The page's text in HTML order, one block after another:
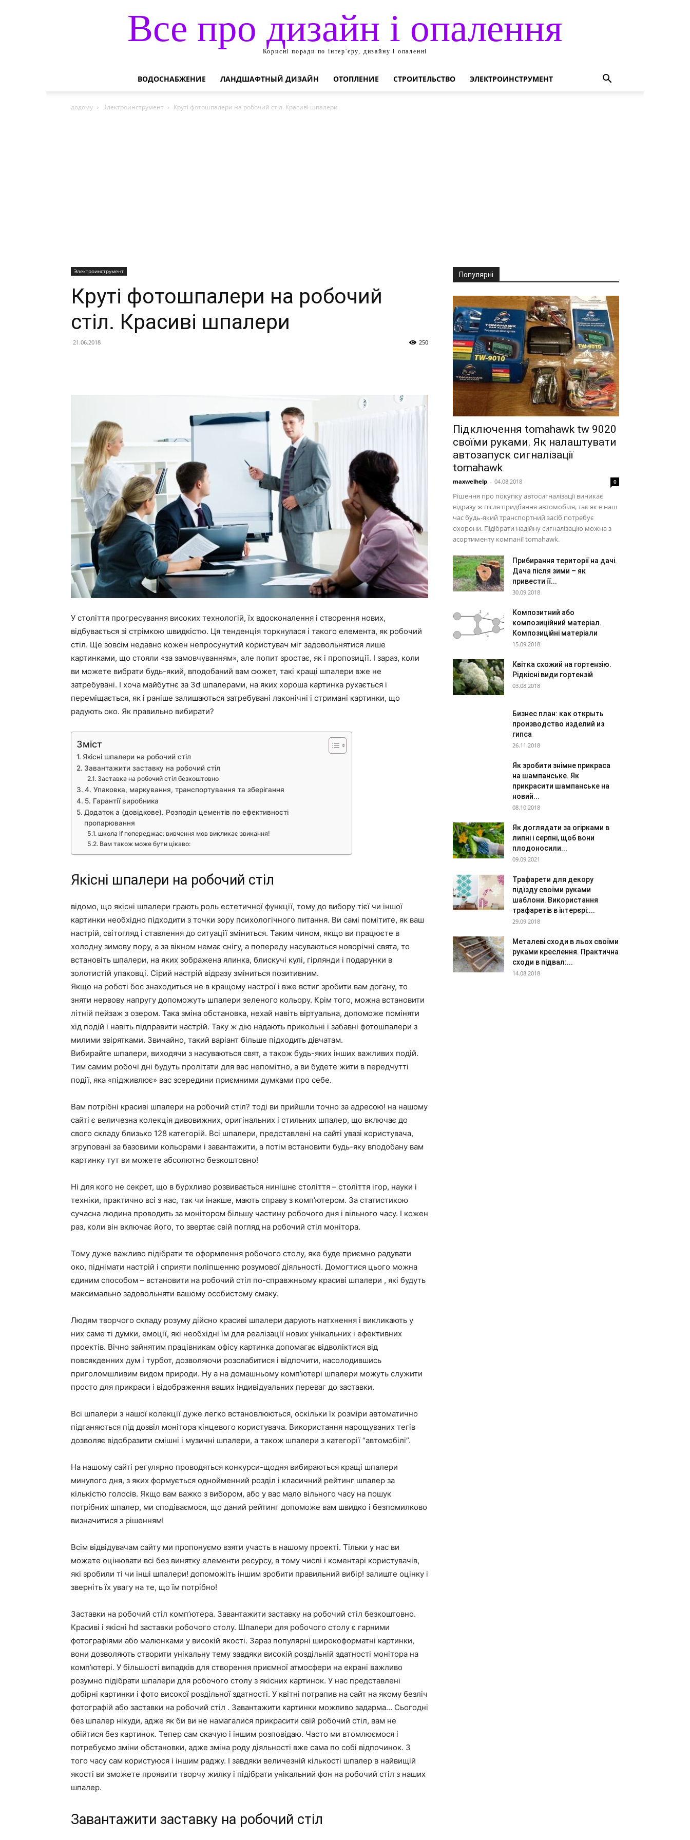
Все про дизайн і опалення
Корисні поради по інтер'єру, дизайну і опаленні
ВОДОСНАБЖЕНИЕ ЛАНДШАФТНЫЙ ДИЗАЙН ОТОПЛЕНИЕ СТРОИТЕЛЬСТВО ЭЛЕКТРОИНСТРУМЕНТ
додому Электроинструмент Круті фотошпалери на робочий стіл. Красиві шпалери
Электроинструмент
Круті фотошпалери на робочий
стіл. Красиві шпалери
21.06.2018 250
У століття прогресування високих технологій, їх вдосконалення і створення нових,
відбувається зі стрімкою швидкістю. Ця тенденція торкнулася і такого елемента, як робочий
стіл. Ще зовсім недавно кожен непросунутий користувач міг задовольнятися лише
картинками, що стояли «за замовчуванням», але попит зростає, як і пропозиції. І зараз, коли
ви можете вибрати будь-який, вподобаний вам сюжет, такі кращі шпалери вже не
затребувані. І хоча майбутнє за 3d шпалерами, на яких хороша картинка рухається і
переміщається, як і раніше залишаються затребувані лаконічні і стримані картинки, що
радують око. Як правильно вибирати?
Зміст
Якісні шпалери на робочий стіл
Завантажити заставку на робочий стіл
Заставка на робочий стіл безкоштовно
4. Упаковка, маркування, транспортування та зберігання
5. Гарантії виробника
Додаток а (довідкове). Розподіл цементів по ефективності
пропарювання
школа lf попереджає: вивчення мов викликає звикання!
Вам також може бути цікаво:
Якісні шпалери на робочий стіл
відомо, що якісні шпалери грають роль естетичної функції, тому до вибору тієї чи іншої
картинки необхідно підходити з точки зору психологічного питання. Ви самі помітите, як ваш
настрій, світогляд і ставлення до ситуації зміниться. Таким чином, якщо ви працюєте в
холодну зимову пору, а за вікном немає снігу, а попереду насуваються новорічні свята, то
встановіть шпалери, на яких зображена ялинка, блискучі кулі, гірлянди і подарунки в
золотистій упаковці. Сірий настрій відразу зміниться позитивним.
Якщо на роботі бос знаходиться не в кращому настрої і вже встиг зробити вам догану, то
зняти нервову напругу допоможуть шпалери зеленого кольору. Крім того, можна встановити
літній пейзаж з озером. Така зміна обстановка, нехай навіть віртуальна, допоможе поміняти
хід подій і навіть підправити настрій. Таку ж дію надають прикольні і забавні фотошпалери з
милими звірятками. Звичайно, такий варіант більше підходить дівчатам.
Вибирайте шпалери, виходячи з насуваються свят, а також будь-яких інших важливих подій.
Тим самим робочі дні будуть пролітати для вас непомітно, а ви будете жити в передчутті
події, яка «підживлює» вас зсередини приємними думками про себе.
Вам потрібні красиві шпалери на робочий стіл? тоді ви прийшли точно за адресою! на нашому
сайті є величезна колекція дивовижних, оригінальних і стильних шпалер, що включає до
свого складу близько 128 категорій. Всі шпалери, представлені на сайті увазі користувача,
згруповані за базовими кольорами і завантажити, а потім встановити будь-яку вподобану вам
картинку тут ви можете абсолютно безкоштовно!
Ні для кого не секрет, що в бурхливо розвивається нинішнє століття – століття ігор, науки і
техніки, практично всі з нас, так чи інакше, мають справу з комп’ютером. За статистикою
сучасна людина проводить за монітором більшу частину робочого дня і вільного часу. І кожен
раз, коли він включає його, то звертає свій погляд на робочий стіл монітора.
Тому дуже важливо підібрати те оформлення робочого столу, яке буде приємно радувати
око, піднімати настрій і сприяти поліпшенню розумової діяльності. Домогтися цього можна
єдиним способом – встановити на робочий стіл по-справжньому красиві шпалери , які будуть
максимально задовольняти вашому особистому смаку.
Людям творчого складу розуму дійсно красиві шпалери дарують натхнення і викликають у
них саме ті думки, емоції, які необхідні їм для реалізації нових унікальних і ефективних
проектів. Вічно зайнятим працівникам офісу картинка допомагає відволіктися від
повсякденних дум і турбот, дозволяючи розслабитися і відпочити, насолодившись
приголомшливим видом природи. Ну а на домашньому комп’ютері шпалери можуть служити
просто для прикраси і відображення ваших індивідуальних переваг до заставки.
Всі шпалери з нашої колекції дуже легко встановлюються, оскільки їх розміри автоматично
підганяються під дозвіл монітора кінцевого користувача. Використання нарощуваних тегів
дозволяє відобразити смішні і музичні шпалери, а також шпалери з категорії “автомобілі”.
На нашому сайті регулярно проводяться конкурси-щодня вибираються кращі шпалери
минулого дня, з яких формується однойменний розділ і класичний рейтинг шпалер за
кількістю голосів. Якщо вам важко з вибором, або у вас мало вільного часу на пошук
потрібних шпалер, ми сподіваємося, що даний рейтинг допоможе вам швидко і безпомилково
визначитися з рішенням!
Всім відвідувачам сайту ми пропонуємо взяти участь в нашому проекті. Тільки у нас ви
можете оцінювати всі без винятку елементи ресурсу, в тому числі і коментарі користувачів,
які зробили ті чи інші шпалери! допоможіть іншим зробити правильний вибір! залиште оцінку і
зверніть їх увагу на те, що їм потрібно!
Заставки на робочий стіл комп’ютера. Завантажити заставку на робочий стіл безкоштовно.
Красиві і якісні hd заставки робочого столу. Шпалери для робочого столу є гарними
фотографіями або малюнками у високій якості. Зараз популярні широкоформатні картинки,
вони дозволяють створити унікальну тему завдяки високій роздільній здатності монітора на
комп’ютері. У більшості випадків для створення приємної атмосфери на екрані важливо
розумно підібрати шпалери для робочого столу з якісних картинок. У нас представлені
добірні картинки і фото високої роздільної здатності. У квітні потрапив на сайт на якому безліч
фотографій або заставки на робочий стіл . Завантажити картинки можливо задарма… Сьогодні
без шпалер нікуди, адже як би ви не намагалися прикрасити свій робочий стіл, вам не
обійтися без картинок. Тепер сам скачую і іншим розповідаю. Часто ми втомлюємося і
потребуємо зміни обстановки, адже зміна роду діяльності вже сама по собі відпочинок. З
того часу сам користуюся і іншим раджу. І завдяки величезній кількості шпалер в найвищій
якості ви зможете проявити творчу жилку і підібрати унікальний фон на робочий стіл з наших
шпалер.
Завантажити заставку на робочий стіл
Популярні
Підключення tomahawk tw 9020
своїми руками. Як налаштувати
автозапуск сигналізації
tomahawk
maxwelhelp - 04.08.2018 0
Рішення про покупку автосигналізації виникає
відразу ж після придбання автомобіля, так як в наш
час будь-який транспортний засіб потребує
охорони. Підібрати надійну сигналізацію можна з
асортименту компанії tomahawk.
Прибирання території на дачі.
Дача після зими – як
привести її...
30.09.2018
Композитний або
композиційний матеріал.
Композиційні матеріали
15.09.2018
Квітка схожий на гортензію.
Рідкісні види гортензій
03.08.2018
Бизнес план: как открыть
производство изделий из
гипса
26.11.2018
Як зробити знімне прикраса
на шампанське. Як
прикрасити шампанське на
новий...
08.10.2018
Як доглядати за огірками в
липні і серпні, щоб вони
плодоносили...
09.09.2021
Трафарети для декору
підїзду своїми руками
шаблони. Використання
трафаретів в інтерєрі:...
29.09.2018
Металеві сходи в льох своїми
руками креслення. Практична
сходи в підвал:...
14.08.2018